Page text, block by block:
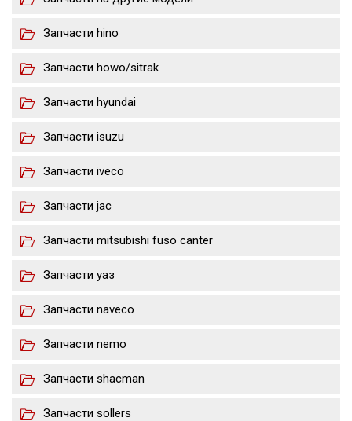
Запчасти hino
Запчасти howo/sitrak
Запчасти hyundai
Запчасти isuzu
Запчасти iveco
Запчасти jac
Запчасти mitsubishi fuso canter
Запчасти уаз
Запчасти naveco
Запчасти nemo
Запчасти shacman
Запчасти sollers